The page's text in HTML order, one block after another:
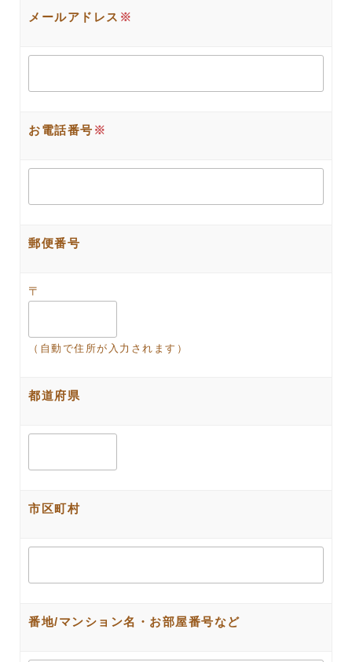
メールアドレス ※
お電話番号 ※
郵便番号
〒
（自動で住所が入力されます）
都道府県
市区町村
番地/マンション名・お部屋番号など